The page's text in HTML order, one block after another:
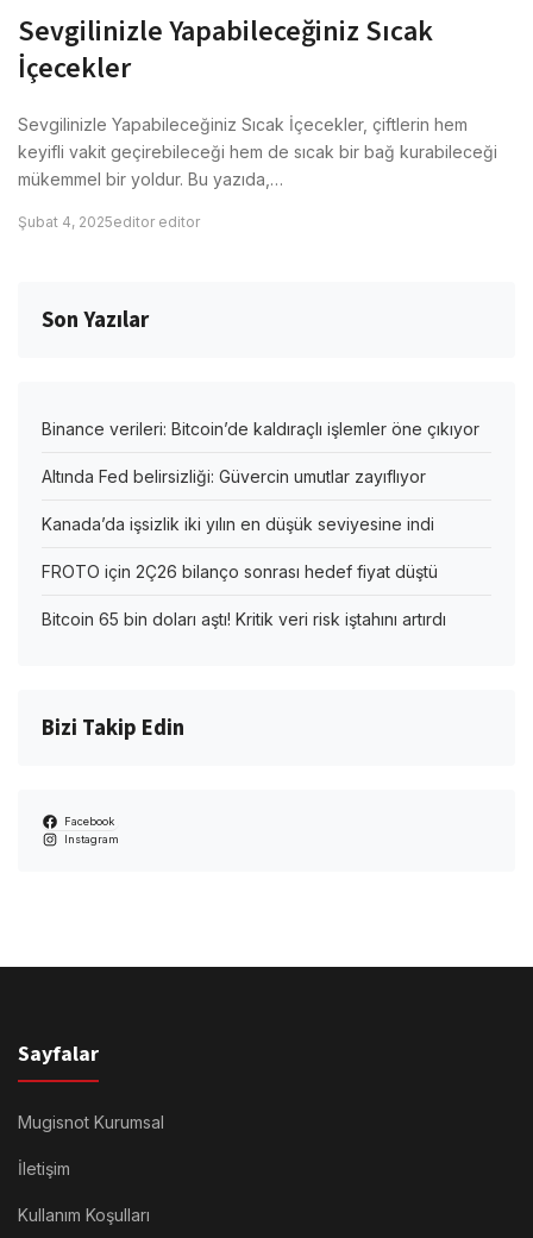
Sevgilinizle Yapabileceğiniz Sıcak
İçecekler
Sevgilinizle Yapabileceğiniz Sıcak İçecekler, çiftlerin hem
keyifli vakit geçirebileceği hem de sıcak bir bağ kurabileceği
mükemmel bir yoldur. Bu yazıda,…
Şubat 4, 2025editor editor
Son Yazılar
Binance verileri: Bitcoin’de kaldıraçlı işlemler öne çıkıyor
Altında Fed belirsizliği: Güvercin umutlar zayıflıyor
Kanada’da işsizlik iki yılın en düşük seviyesine indi
FROTO için 2Ç26 bilanço sonrası hedef fiyat düştü
Bitcoin 65 bin doları aştı! Kritik veri risk iştahını artırdı
Bizi Takip Edin
Facebook
Instagram
Sayfalar
Mugisnot Kurumsal
İletişim
Kullanım Koşulları